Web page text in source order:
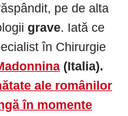
pe de alta
grave. Iată ce
în Chirurgie
(Italia).
ale românilor
în momente